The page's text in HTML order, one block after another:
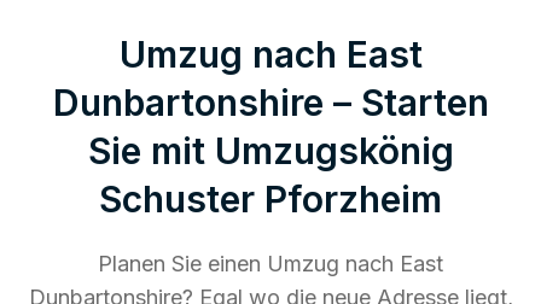
Umzug nach East
Dunbartonshire – Starten
Sie mit Umzugskönig
Schuster Pforzheim
Planen Sie einen Umzug nach East
Dunbartonshire? Egal wo die neue Adresse liegt,